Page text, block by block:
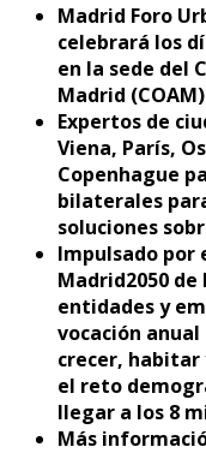
Madrid Foro
celebrará los
en la sede del
Madrid (COAM)
Expertos de
Viena, París,
Copenhague
bilaterales
soluciones
Impulsado por
Madrid2050
entidades y
vocación
crecer,
el reto
llegar a los 8
Más